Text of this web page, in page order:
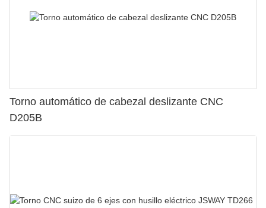
Torno automático de cabezal deslizante CNC
D205B